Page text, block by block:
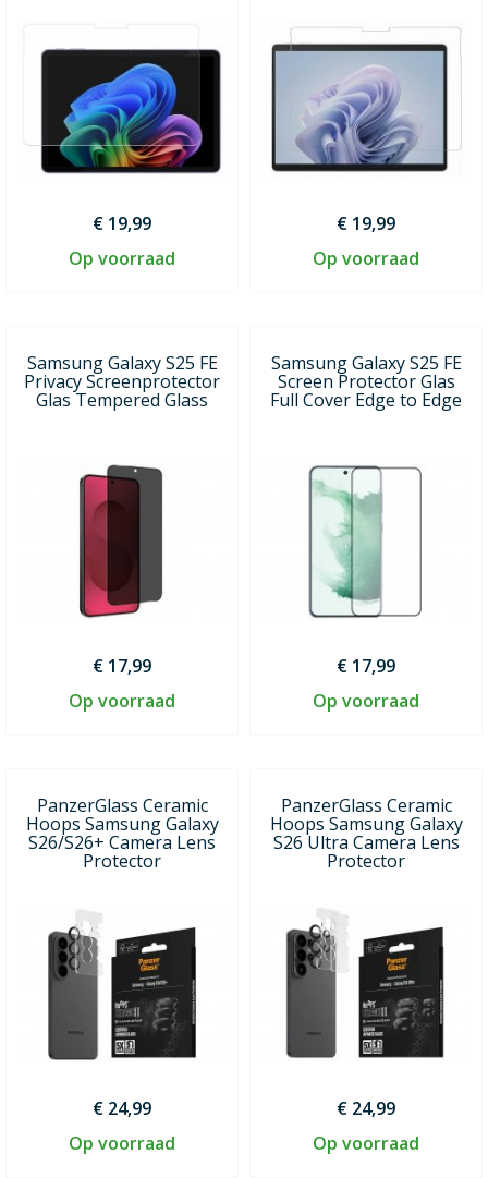
€ 19,99
Op voorraad
€ 19,99
Op voorraad
Samsung Galaxy S25 FE
Privacy Screenprotector
Glas Tempered Glass
€ 17,99
Op voorraad
Samsung Galaxy S25 FE
Screen Protector Glas
Full Cover Edge to Edge
€ 17,99
Op voorraad
PanzerGlass Ceramic
Hoops Samsung Galaxy
S26/S26+ Camera Lens
Protector
€ 24,99
Op voorraad
PanzerGlass Ceramic
Hoops Samsung Galaxy
S26 Ultra Camera Lens
Protector
€ 24,99
Op voorraad